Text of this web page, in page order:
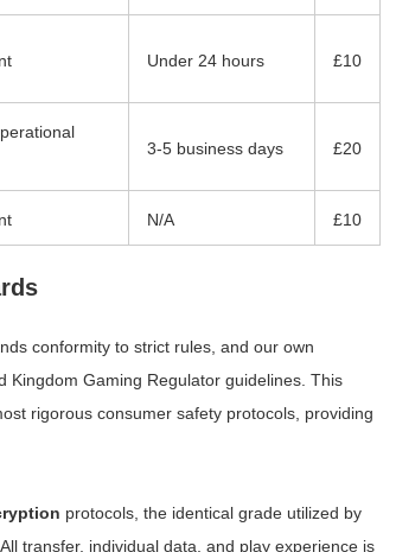
Under 24 hours £10
3-5 business days £20
N/A £10
conformity to strict rules, and our own
Kingdom Gaming Regulator guidelines. This
rigorous consumer safety protocols, providing
protocols, the identical grade utilized by
transfer, individual data, and play experience is